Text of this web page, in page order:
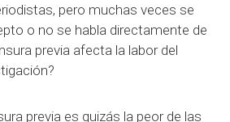
pero muchas veces se
o no se habla directamente de
previa afecta la labor del
previa es quizás la peor de las